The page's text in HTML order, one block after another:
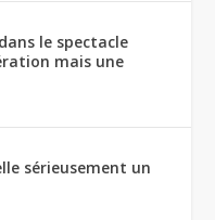
le spectacle
mais une
sérieusement un